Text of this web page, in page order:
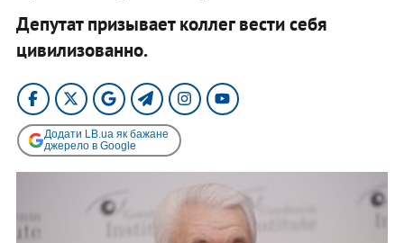
Депутат призывает коллег вести себя
цивилизованно.
Додати LB.ua як бажане
джерело в Google